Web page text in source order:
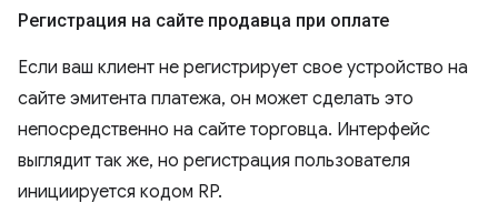
Регистрация на сайте продавца при оплате
Если ваш клиент не регистрирует свое устройство на
сайте эмитента платежа, он может сделать это
непосредственно на сайте торговца. Интерфейс
выглядит так же, но регистрация пользователя
инициируется кодом RP.